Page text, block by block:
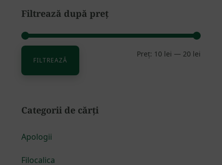
Filtrează după preț
FILTREAZĂ
Preț: 10 lei — 20 lei
Categorii de cărți
Apologii
Filocalica